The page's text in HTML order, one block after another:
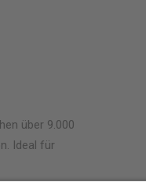
über 9.000
Ideal für